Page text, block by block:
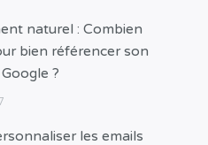
naturel : Combien
bien référencer son
?
les emails